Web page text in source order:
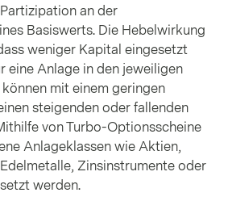
an der
Basiswerts. Die Hebelwirkung
weniger Kapital eingesetzt
eine Anlage in den jeweiligen
mit einem geringen
steigenden oder fallenden
von Turbo-Optionsscheine
Anlageklassen wie Aktien,
Zinsinstrumente oder
werden.